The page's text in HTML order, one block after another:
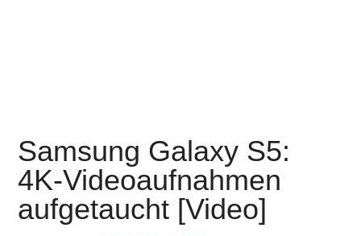
Samsung Galaxy S5:
4K-Videoaufnahmen
aufgetaucht [Video]